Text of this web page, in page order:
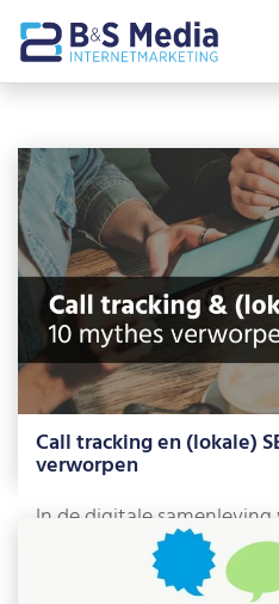
Call tracking en (lokale)
verworpen
In de digitale
als marketeers veelal